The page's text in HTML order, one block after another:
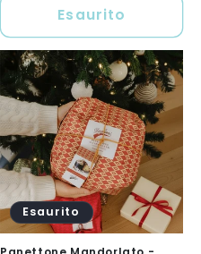
Esaurito
Esaurito